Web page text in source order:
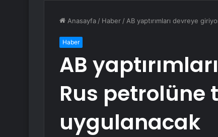
Anasayfa / Haber / AB yaptırımları devreye
Haber
AB
Rus petrolüne
uygulanacak